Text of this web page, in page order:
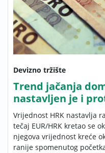
Devizno tržište
Trend jačanja
nastavljen je i
Vrijednost HRK nastavlja
tečaj EUR/HRK kretao se
njegova vrijednost kreće
ranije spomenutog